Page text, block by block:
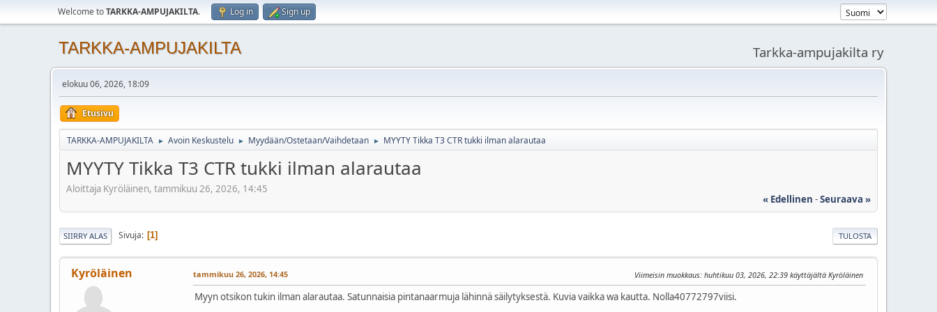
Welcome toTARKKA-AMPUJAKILTA. Log in Sign up
TARKKA-AMPUJAKILTA Tarkka-ampujakilta ry
elokuu 06, 2026, 18:09
Etusivu
TARKKA-AMPUJAKILTA ► Avoin Keskustelu ► Myydään/Ostetaan/Vaihdetaan ► MYYTY Tikka T3 CTR tukki ilman alarautaa
MYYTY Tikka T3 CTR tukki ilman alarautaa
Aloittaja Kyröläinen, tammikuu 26, 2026, 14:45
« Edellinen -Seuraava »
TULOSTA
SIIRRY ALAS Sivuja 1
Kyröläinen tammikuu 26, 2026, 14:45 Viimeisin muokkaus: huhtikuu 03, 2026, 22:39 käyttäjältä Kyröläinen
Myyn otsikon tukin ilman alarautaa. Satunnaisia pintanaarmuja lähinnä säilytyksestä. Kuvia vaikka wa kautta. Nolla40772797viisi.